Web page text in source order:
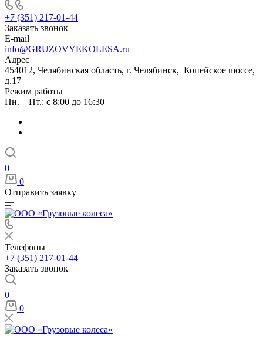
+7 (351) 217-01-44
Заказать звонок
E-mail
info@GRUZOVYEKOLESA.ru
Адрес
454012, Челябинская область, г. Челябинск, Копейское шоссе,
д.17
Режим работы
Пн. – Пт.: с 8:00 до 16:30
0
0
Отправить заявку
Телефоны
+7 (351) 217-01-44
Заказать звонок
0
0